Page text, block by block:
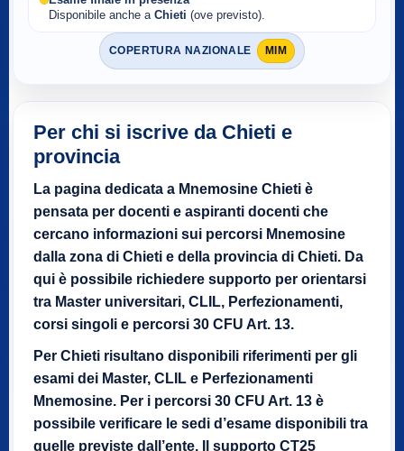
Disponibile anche a Chieti (ove previsto).
COPERTURA NAZIONALE MIM
Per chi si iscrive da Chieti e
provincia
La pagina dedicata a Mnemosine Chieti è
pensata per docenti e aspiranti docenti che
cercano informazioni sui percorsi Mnemosine
dalla zona di Chieti e della provincia di Chieti. Da
qui è possibile richiedere supporto per orientarsi
tra Master universitari, CLIL, Perfezionamenti,
corsi singoli e percorsi 30 CFU Art. 13.
Per Chieti risultano disponibili riferimenti per gli
esami dei Master, CLIL e Perfezionamenti
Mnemosine. Per i percorsi 30 CFU Art. 13 è
possibile verificare le sedi d’esame disponibili tra
quelle previste dall’ente. Il supporto CT25